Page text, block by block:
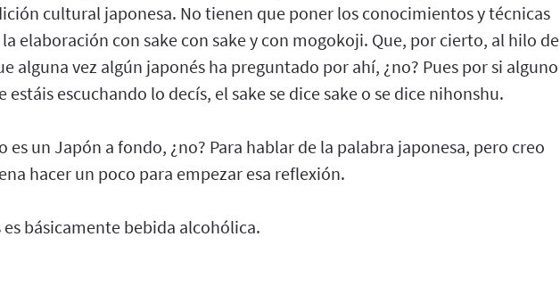
cultural japonesa. No tienen que poner los conocimientos y técnicas
elaboración con sake con sake y con mogokoji. Que, por cierto, al hilo de
alguna vez algún japonés ha preguntado por ahí, ¿no? Pues por si alguno
estáis escuchando lo decís, el sake se dice sake o se dice nihonshu.
es un Japón a fondo, ¿no? Para hablar de la palabra japonesa, pero creo
hacer un poco para empezar esa reflexión.
es básicamente bebida alcohólica.